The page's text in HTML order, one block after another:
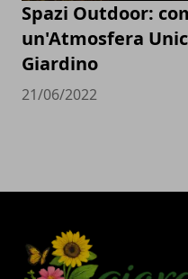
Spazi Outdoor:
un'Atmosfera
Giardino
21/06/2022